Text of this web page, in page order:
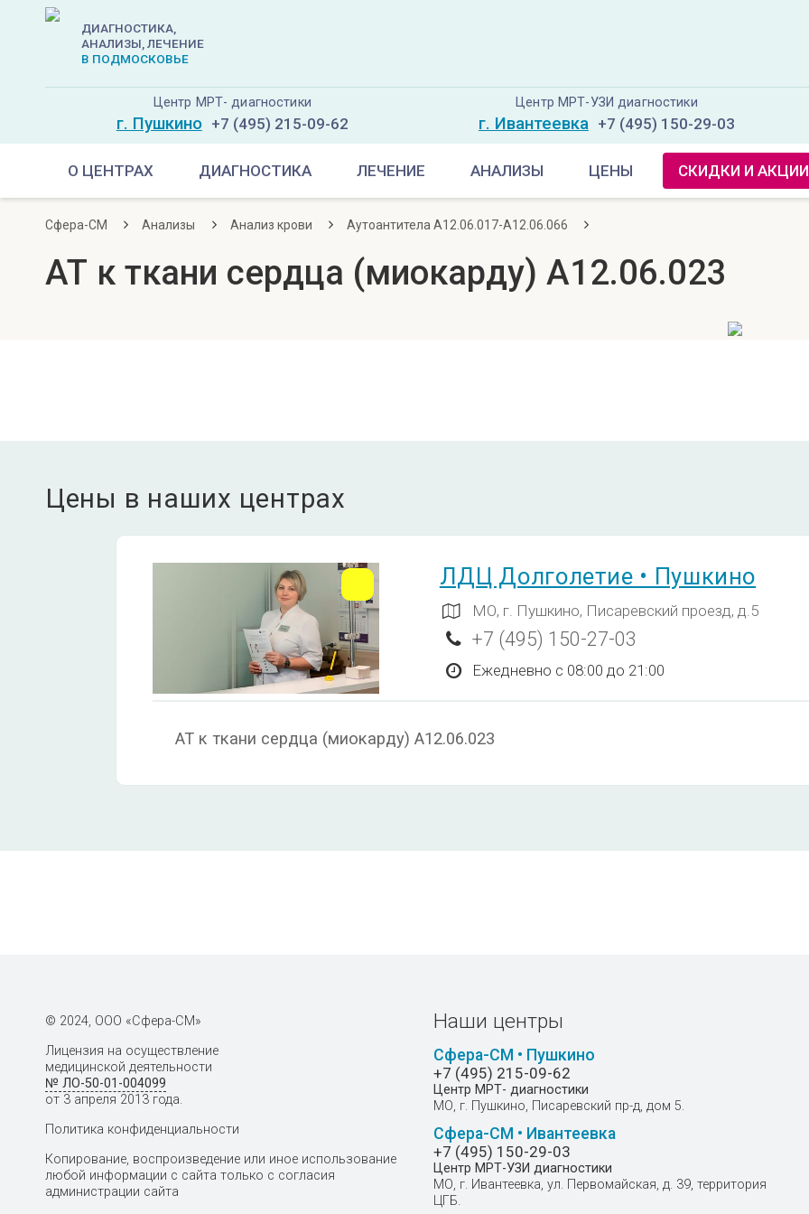
ДИАГНОСТИКА,
АНАЛИЗЫ, ЛЕЧЕНИЕ
В ПОДМОСКОВЬЕ
Центр МРТ- диагностики
г. Пушкино +7 (495) 215-09-62
Центр МРТ-УЗИ диагностики
г. Ивантеевка +7 (495) 150-29-03
О ЦЕНТРАХ ДИАГНОСТИКА ЛЕЧЕНИЕ АНАЛИЗЫ ЦЕНЫ СКИДКИ И АКЦИИ
Сфера-СМ Анализы Анализ крови Аутоантитела A12.06.017-A12.06.066
АТ к ткани сердца (миокарду) A12.06.023
Цены в наших центрах
ЛДЦ Долголетие • Пушкино
МО, г. Пушкино, Писаревский проезд, д.5
+7 (495) 150-27-03
Ежедневно с 08:00 до 21:00
АТ к ткани сердца (миокарду) A12.06.023
© 2024, ООО «Сфера-СМ»
Лицензия на осуществление
медицинской деятельности
№ ЛО-50-01-004099
от 3 апреля 2013 года.
Политика конфиденциальности
Копирование, воспроизведение или иное использование
любой информации с сайта только с согласия
администрации сайта
Наши центры
Сфера-СМ • Пушкино
+7 (495) 215-09-62
Центр МРТ- диагностики
МО, г. Пушкино, Писаревский пр-д, дом 5.
Сфера-СМ • Ивантеевка
+7 (495) 150-29-03
Центр МРТ-УЗИ диагностики
МО, г. Ивантеевка, ул. Первомайская, д. 39, территория
ЦГБ.